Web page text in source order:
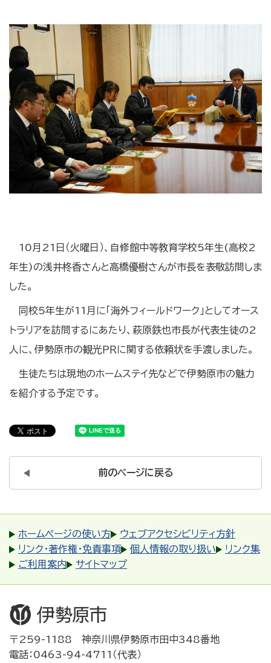
10月21日（火曜日）、自修館中等教育学校5年生(高校2
年生)の浅井柊香さんと高橋優樹さんが市長を表敬訪問しま
した。
同校5年生が11月に「海外フィールドワーク」としてオース
トラリアを訪問するにあたり、萩原鉄也市長が代表生徒の2
人に、伊勢原市の観光ＰＲに関する依頼状を手渡しました。
生徒たちは現地のホームステイ先などで伊勢原市の魅力
を紹介する予定です。
前のページに戻る
ホームページの使い方
ウェブアクセシビリティ方針
リンク・著作権・免責事項
個人情報の取り扱い
リンク集
ご利用案内
サイトマップ
〒259-1188 神奈川県伊勢原市田中348番地
電話：0463-94-4711（代表）